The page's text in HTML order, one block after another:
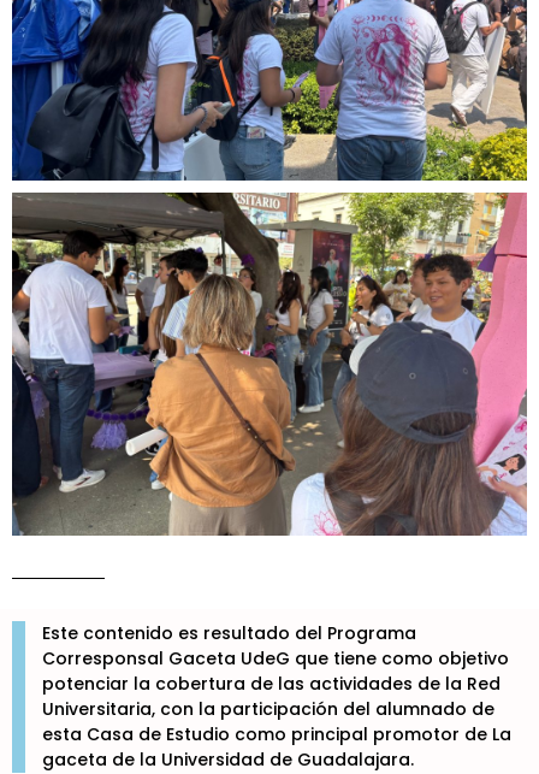
Este contenido es resultado del Programa
Corresponsal Gaceta UdeG que tiene como objetivo
potenciar la cobertura de las actividades de la Red
Universitaria, con la participación del alumnado de
esta Casa de Estudio como principal promotor de La
gaceta de la Universidad de Guadalajara.